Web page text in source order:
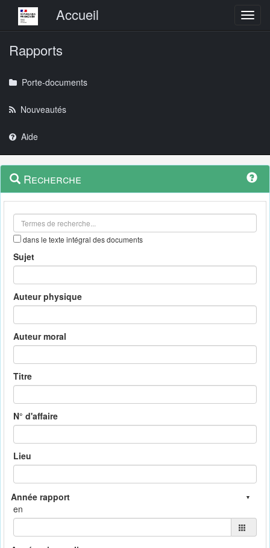
Menu principalAccueil
Rapports
Porte-documents
Nouveautés
Aide
Navigation
outils
Menu
contextuel
Recherche
dans le texte intégral des documents
Sujet
Auteur physique
Auteur moral
Titre
N° d'affaire
Lieu
en